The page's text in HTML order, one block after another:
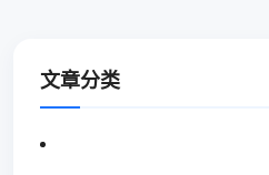
文章分类